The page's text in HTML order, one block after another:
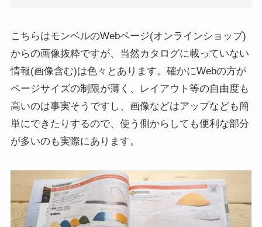
こちらはモンベルのWebページ(オンラインショップ)
からの画像抜粋ですが、当然カタログに載っていない
情報(画像含む)は色々とあります。確かにWebの方が
ページサイズの制限が薄く、レイアウト等の自由度も
高いのは事実そうですし、画像などはアップなども簡
単にできたりするので、使う側からしても便利な部分
が多いのも実際にあります。